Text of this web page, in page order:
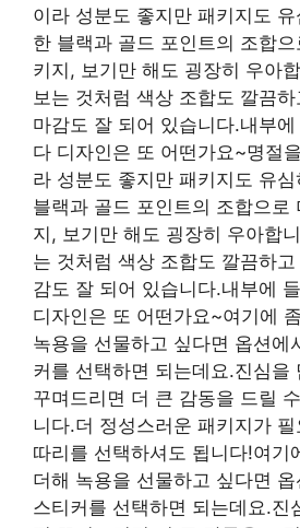
이라 성분도 좋지만 패키지도
한 블랙과 골드 포인트의 조합
키지, 보기만 해도 굉장히 우아
보는 것처럼 색상 조합도 깔끔
마감도 잘 되어 있습니다.내부
다 디자인은 또 어떤가요~명절
라 성분도 좋지만 패키지도 유
블랙과 골드 포인트의 조합으로
지, 보기만 해도 굉장히 우아합
는 것처럼 색상 조합도 깔끔하
감도 잘 되어 있습니다.내부에
디자인은 또 어떤가요~여기에
녹용을 선물하고 싶다면 옵션에
커를 선택하면 되는데요.진심을
꾸며드리면 더 큰 감동을 드릴
니다.더 정성스러운 패키지가
따리를 선택하셔도 됩니다!여기
더해 녹용을 선물하고 싶다면
스티커를 선택하면 되는데요.진